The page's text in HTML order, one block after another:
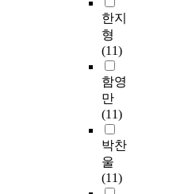
한지
형
(11)
함영
만
(11)
박찬
울
(11)